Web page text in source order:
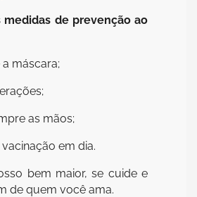
medidas de prevenção ao
a máscara;
as mãos;
vacinação em dia.
bem maior, se cuide e
de quem você ama.